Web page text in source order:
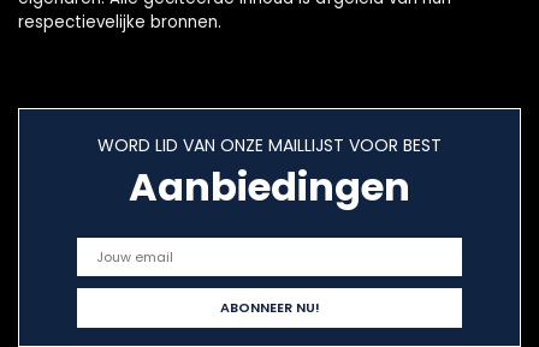
respectievelijke bronnen.
WORD LID VAN ONZE MAILLIJST VOOR BEST
Aanbiedingen